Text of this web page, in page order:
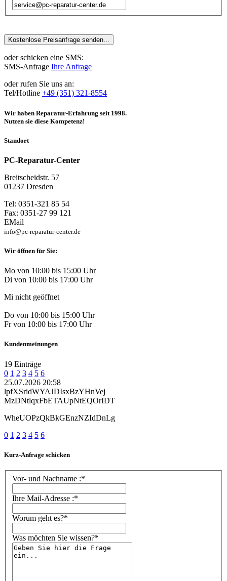
oder schicken eine SMS:
SMS-Anfrage Ihre Anfrage
oder rufen Sie uns an:
Tel/Hotline +49 (351) 321-8554
Wir haben Reparatur-Erfahrung seit 1998.
Nutzen sie diese Kompetenz!
Standort
PC-Reparatur-Center
Breitscheidstr. 57
01237 Dresden
Tel: 0351-321 85 54
Fax: 0351-27 99 121
EMail
info@pc-reparatur-center.de
Wir öffnen für Sie:
Mo von 10:00 bis 15:00 Uhr
Di von 10:00 bis 17:00 Uhr
Mi nicht geöffnet
Do von 10:00 bis 15:00 Uhr
Fr von 10:00 bis 17:00 Uhr
Kundenmeinungen
19 Einträge
0 1 2 3 4 5 6
25.07.2026 20:58
lpfXSridWYAJDIsxBzYHnVej
MzDNtlqxFbETAUpNtEQOrIDT
WheUOPzQkBkGEnzNZIdDnLg
0 1 2 3 4 5 6
Kurz-Anfrage schicken
Vor- und Nachname :*
Ihre Mail-Adresse :*
Worum geht es?*
Was möchten Sie wissen?*